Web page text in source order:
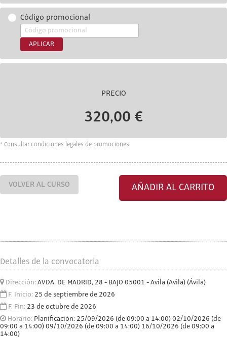
Código promocional
APLICAR
PRECIO
320,00 €
* Consultar condiciones legales de promociones
VOLVER AL CURSO AÑADIR AL CARRITO
Detalles de la convocatoria
Dirección: AVDA. DE MADRID, 28 - BAJO 05001 - Avila (Avila) (Ávila)
F. Inicio: 25 de septiembre de 2026
F. Fin: 23 de octubre de 2026
Horario: Planificación: 25/09/2026 (de 09:00 a 14:00) 02/10/2026 (de
09:00 a 14:00) 09/10/2026 (de 09:00 a 14:00) 16/10/2026 (de 09:00 a
14:00)